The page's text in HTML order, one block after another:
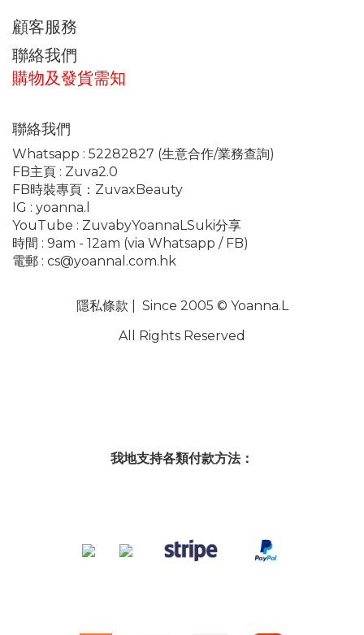
顧客服務
聯絡我們
購物及發貨需知
聯絡我們
Whatsapp : 52282827 (生意合作/業務查詢)
FB主頁 : Zuva2.0
FB時裝專頁： ZuvaxBeauty
IG : yoanna.l
YouTube : ZuvabyYoannaLSuki分享
時間 : 9am - 12am (via Whatsapp / FB)
電郵 : cs@yoannal.com.hk
隱私條款 | Since 2005 © Yoanna.L
All Rights Reserved
我地支持各類付款方法：